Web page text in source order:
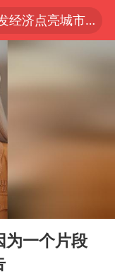
以“新”破局 首发经济点亮城市消费活力
48小时警戒线
中国已成定局
10万获刑1年
部带头休假
2球
今年已有4位周星驰电影配角去世
一个片段